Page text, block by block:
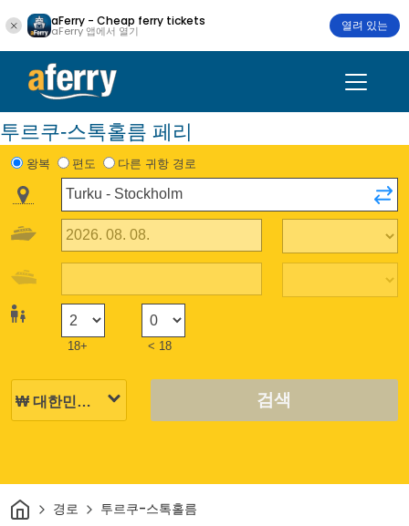
aFerry - Cheap ferry tickets
aFerry 앱에서 열기 열려 있는
투르쿠-스톡홀름 페리
왕복 편도 다른 귀항 경로
18+ < 18
검색
집 경로 투르쿠-스톡홀름